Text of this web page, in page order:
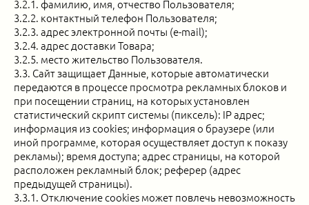
3.2.1. фамилию, имя, отчество Пользователя;
3.2.2. контактный телефон Пользователя;
3.2.3. адрес электронной почты (e-mail);
3.2.4. адрес доставки Товара;
3.2.5. место жительство Пользователя.
3.3. Сайт защищает Данные, которые автоматически
передаются в процессе просмотра рекламных блоков и
при посещении страниц, на которых установлен
статистический скрипт системы (пиксель): IP адрес;
информация из cookies; информация о браузере (или
иной программе, которая осуществляет доступ к показу
рекламы); время доступа; адрес страницы, на которой
расположен рекламный блок; реферер (адрес
предыдущей страницы).
3.3.1. Отключение cookies может повлечь невозможность